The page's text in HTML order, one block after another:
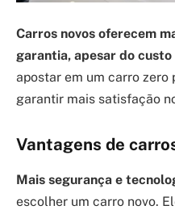
Carros novos oferecem
garantia, apesar do custo
apostar em um carro
garantir mais satisfação
Vantagens de
Mais segurança e
escolher um carro novo.